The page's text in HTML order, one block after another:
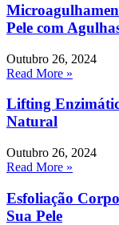
Pele com
Outubro 26, 2024
Read More »
Lifting
Natural
Outubro 26, 2024
Read More »
Esfoliação
Sua Pele